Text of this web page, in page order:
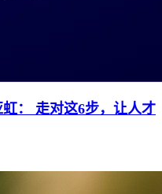
： 走对这6步，让人才